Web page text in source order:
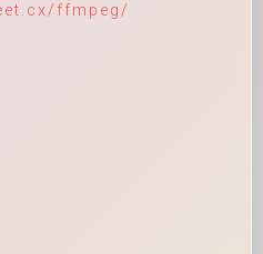
ffmpeg/